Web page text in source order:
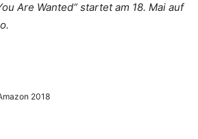
Are Wanted“ startet am 18. Mai auf
2018